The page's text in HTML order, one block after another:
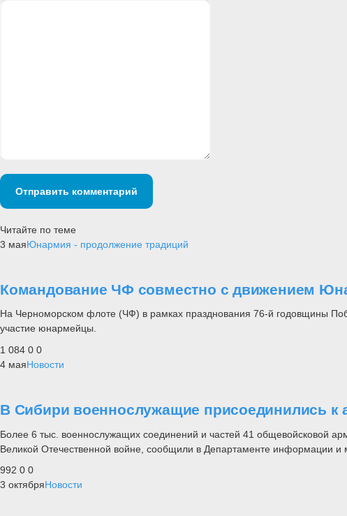
Отправить комментарий
Читайте по теме
3 маяЮнармия - продолжение традиций
Командование ЧФ совместно с движением
На Черноморском флоте (ЧФ) в рамках празднования 76-й годовщины
участие юнармейцы.
1 084 0 0
4 маяНовости
В Сибири военнослужащие присоединились к
Более 6 тыс. военнослужащих соединений и частей 41 общевойсковой
Великой Отечественной войне, сообщили в Департаменте информации
992 0 0
3 октябряНовости